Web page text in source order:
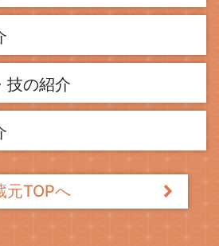
技の紹介
元TOPへ